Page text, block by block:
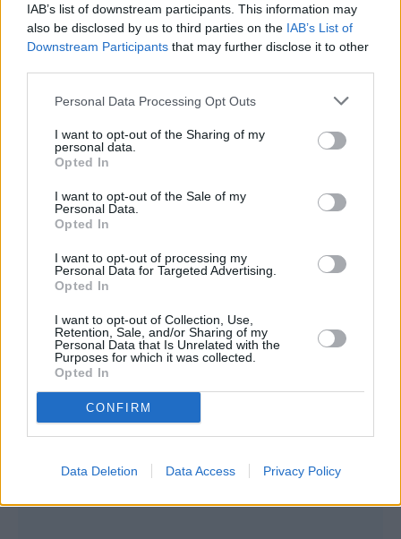
IAB’s list of downstream participants. This information may
also be disclosed by us to third parties on the IAB’s List of
Downstream Participants that may further disclose it to other
Personal Data Processing Opt Outs
I want to opt-out of the Sharing of my
personal data.
Opted In
I want to opt-out of the Sale of my
Personal Data.
Opted In
I want to opt-out of processing my
Personal Data for Targeted Advertising.
Opted In
I want to opt-out of Collection, Use,
Retention, Sale, and/or Sharing of my
Personal Data that Is Unrelated with the
Purposes for which it was collected.
Opted In
CONFIRM
Data Deletion Data Access Privacy Policy
Λάμπρο Παπαδημητράκη σημειώνοντας:
“Σίγησε σήμερα η “φωνή” του Πολυτεχνείου.
δεν είναι πια μαζί μας. Ένας σπουδαίος
δημιουργός και δάσκαλος, με έντονη
αντιδικτατορική δράση και συνδικαλιστική
πάντα συμμετοχή σε όλους τους αγώνες της
Εταιρείας Ελλήνων Σκηνοθετών.
Κινηματογραφιστής με πολυβραβευμένα
ντοκιμαντέρ και επώνυμο δημιουργικό έργο,
όπως το εξαιρετικό ντοκιμαντέρ: “Κύπρος, η
Άλλη Πραγματικότητα”.